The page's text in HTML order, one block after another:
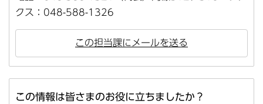
クス：048-588-1326
この担当課にメールを送る
この情報は皆さまのお役に立ちましたか？